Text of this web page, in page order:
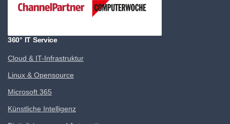
360° IT Service
Cloud & IT-Infrastruktur
Linux & Opensource
Microsoft 365
Künstliche Intelligenz